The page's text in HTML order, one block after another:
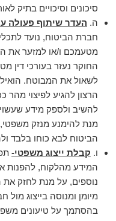
סיכונים וסיכויים בתיק
ה. העדר שיתוף פעולה
חברת הביטוח, נועד
מטעמכם ו/או למזער את
החוקר נעזר בעורכי דין
לשאול את המבוטח. הואיל
הרצון להגיע לפיצוי מהר
להשיב ולספק מידע
מנת להימנע מנזק
הביטוח לבא כוחו בלבד
ו. קבלת ייצוג משפטי-
המידע מהלקוח, להפנות
נוספים, על מנת לחזק את
מיומן ומנוסה בייצוג מול
בהסתמך על טיעונים